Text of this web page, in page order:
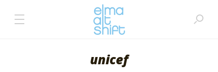
unicef